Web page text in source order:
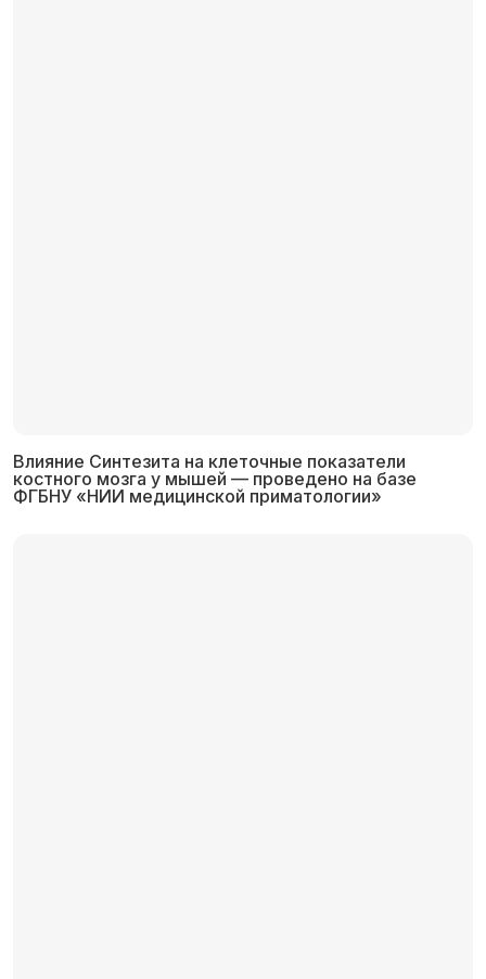
Влияние Синтезита на клеточные показатели
костного мозга у мышей — проведено на базе
ФГБНУ «НИИ медицинской приматологии»